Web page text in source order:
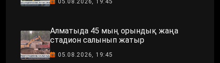
Алматыда 45 мың орындық жаңа
стадион салынып жатыр
05.08.2026, 19:45